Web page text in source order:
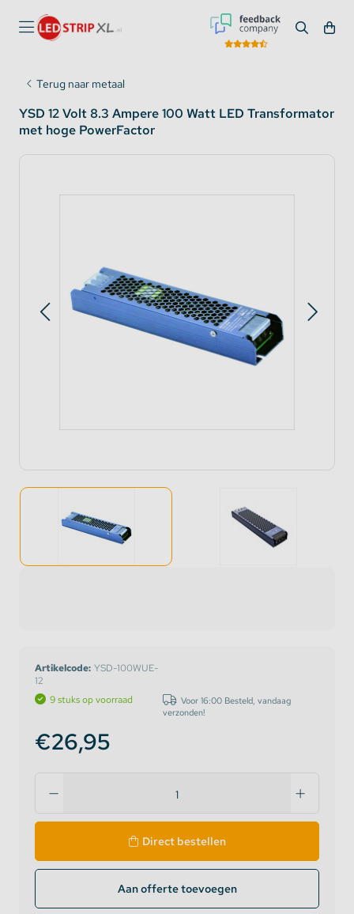
Terug naar metaal
YSD 12 Volt 8.3 Ampere 100 Watt LED Transformator
met hoge PowerFactor
Artikelcode: YSD-100WUE-
12
9 stuks op voorraad
Voor 16:00 Besteld, vandaag
verzonden!
€26,95
Direct bestellen
Aan offerte toevoegen